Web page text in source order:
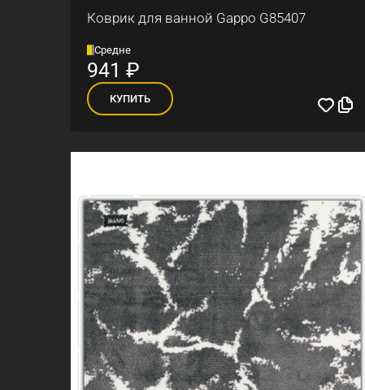
Коврик для ванной Gappo G85407
Средне
941 ₽
КУПИТЬ